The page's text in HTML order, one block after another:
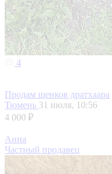
4
Продам щенков дратхаара
Тюмень 31 июля, 10:56
4 000 ₽
Анна
Частный продавец